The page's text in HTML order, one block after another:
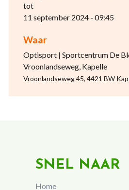
tot
11 september 2024 - 09:45
Waar
Optisport | Sportcentrum De
Vroonlandseweg, Kapelle
Vroonlandseweg 45, 4421 BW
SNEL NAAR
Home